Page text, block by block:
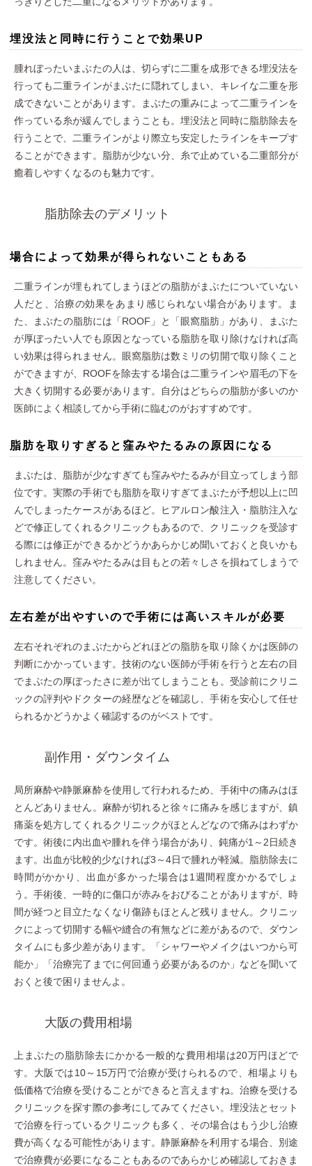
埋没法と同時に行うことで効果UP
腫れぼったいまぶたの人は、切らずに二重を成形できる埋没法を
行っても二重ラインがまぶたに隠れてしまい、キレイな二重を形
成できないことがあります。まぶたの重みによって二重ラインを
作っている糸が緩んでしまうことも。埋没法と同時に脂肪除去を
行うことで、二重ラインがより際立ち安定したラインをキープす
ることができます。脂肪が少ない分、糸で止めている二重部分が
癒着しやすくなるのも魅力です。
脂肪除去のデメリット
場合によって効果が得られないこともある
二重ラインが埋もれてしまうほどの脂肪がまぶたについていない
人だと、治療の効果をあまり感じられない場合があります。ま
た、まぶたの脂肪には「ROOF」と「眼窩脂肪」があり、まぶた
が厚ぼったい人でも原因となっている脂肪を取り除けなければ高
い効果は得られません。眼窩脂肪は数ミリの切開で取り除くこと
ができますが、ROOFを除去する場合は二重ラインや眉毛の下を
大きく切開する必要があります。自分はどちらの脂肪が多いのか
医師によく相談してから手術に臨むのがおすすめです。
脂肪を取りすぎると窪みやたるみの原因になる
まぶたは、脂肪が少なすぎても窪みやたるみが目立ってしまう部
位です。実際の手術でも脂肪を取りすぎてまぶたが予想以上に凹
んでしまったケースがあるほど。ヒアルロン酸注入・脂肪注入な
どで修正してくれるクリニックもあるので、クリニックを受診す
る際には修正ができるかどうかあらかじめ聞いておくと良いかも
しれません。窪みやたるみは目もとの若々しさを損ねてしまうで
注意してください。
左右差が出やすいので手術には高いスキルが必要
左右それぞれのまぶたからどれほどの脂肪を取り除くかは医師の
判断にかかっています。技術のない医師が手術を行うと左右の目
でまぶたの厚ぼったさに差が出てしまうことも。受診前にクリニ
ックの評判やドクターの経歴などを確認し、手術を安心して任せ
られるかどうかよく確認するのがベストです。
副作用・ダウンタイム
局所麻酔や静脈麻酔を使用して行われるため、手術中の痛みはほ
とんどありません。麻酔が切れると徐々に痛みを感じますが、鎮
痛薬を処方してくれるクリニックがほとんどなので痛みはわずか
です。術後に内出血や腫れを伴う場合があり、鈍痛が1～2日続き
ます。出血が比較的少なければ3～4日で腫れが軽減。脂肪除去に
時間がかかり、出血が多かった場合は1週間程度かかるでしょ
う。手術後、一時的に傷口が赤みをおびることがありますが、時
間が経つと目立たなくなり傷跡もほとんど残りません。クリニッ
クによって切開する幅や縫合の有無などに差があるので、ダウン
タイムにも多少差があります。「シャワーやメイクはいつから可
能か」「治療完了までに何回通う必要があるのか」などを聞いて
おくと後で困りませんよ。
大阪の費用相場
上まぶたの脂肪除去にかかる一般的な費用相場は20万円ほどで
す。大阪では10～15万円で治療が受けられるので、相場よりも
低価格で治療を受けることができると言えますね。治療を受ける
クリニックを探す際の参考にしてみてください。埋没法とセット
で治療を行っているクリニックも多く、その場合はもう少し治療
費が高くなる可能性があります。静脈麻酔を利用する場合、別途
で治療費が必要になることもあるのであらかじめ確認しておきま